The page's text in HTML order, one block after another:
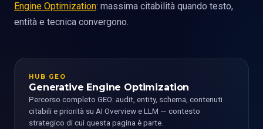
Engine Optimization: massima citabilità quando testo,
entità e tecnica convergono.
HUB GEO
Generative Engine Optimization
Percorso completo GEO: audit, entity, schema, contenuti
citabili e priorità su AI Overview e LLM — contesto
strategico di cui questa pagina è parte.